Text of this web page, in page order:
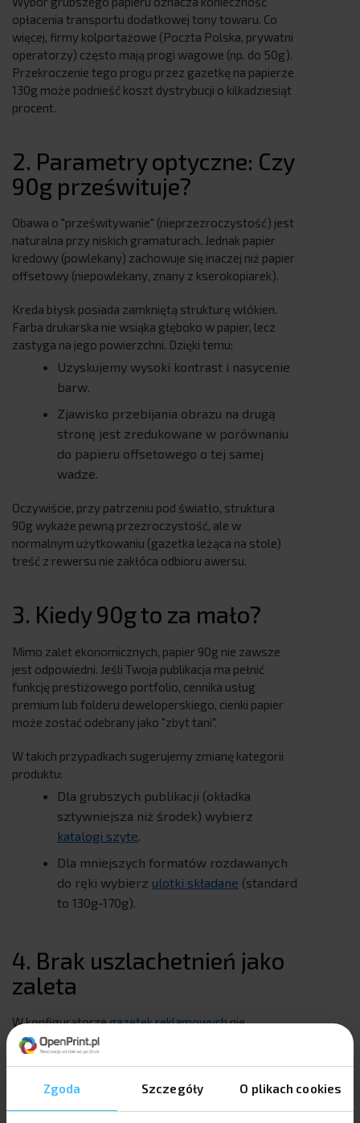
Zgoda Szczegóły O plikach cookies
opłacenia transportu dodatkowej tony towaru. Co
więcej, firmy kolportażowe (Poczta Polska, prywatni
operatorzy) często mają progi wagowe (np. do 50g).
Przekroczenie tego progu przez gazetkę na papierze
130g może podnieść koszt dystrybucji o kilkadziesiąt
procent.
2. Parametry optyczne: Czy
90g prześwituje?
Obawa o "prześwitywanie" (nieprzezroczystość) jest
naturalna przy niskich gramaturach. Jednak papier
kredowy (powlekany) zachowuje się inaczej niż papier
offsetowy (niepowlekany, znany z kserokopiarek).
Kreda błysk posiada zamkniętą strukturę włókien.
Farba drukarska nie wsiąka głęboko w papier, lecz
zastyga na jego powierzchni. Dzięki temu:
Uzyskujemy wysoki kontrast i nasycenie
barw.
Zjawisko przebijania obrazu na drugą
stronę jest zredukowane w porównaniu
do papieru offsetowego o tej samej
wadze.
Oczywiście, przy patrzeniu pod światło, struktura
90g wykaże pewną przezroczystość, ale w
normalnym użytkowaniu (gazetka leżąca na stole)
treść z rewersu nie zakłóca odbioru awersu.
3. Kiedy 90g to za mało?
Mimo zalet ekonomicznych, papier 90g nie zawsze
jest odpowiedni. Jeśli Twoja publikacja ma pełnić
funkcję prestiżowego portfolio, cennika usług
premium lub folderu deweloperskiego, cienki papier
może zostać odebrany jako "zbyt tani".
W takich przypadkach sugerujemy zmianę kategorii
produktu:
Dla grubszych publikacji (okładka
sztywniejsza niż środek) wybierz
katalogi szyte
Dla mniejszych formatów rozdawanych
do ręki wybierz ulotki składane (standard
to 130g-170g).
4. Brak uszlachetnień jako
zaleta
W konfiguratorzegazetek reklamowychnie
znajdziesz opcji foliowania czy lakierowania
wybiórczego. Jest to celowe ograniczenie
Gazetka promocyjna to produkt o bardzo krótkim